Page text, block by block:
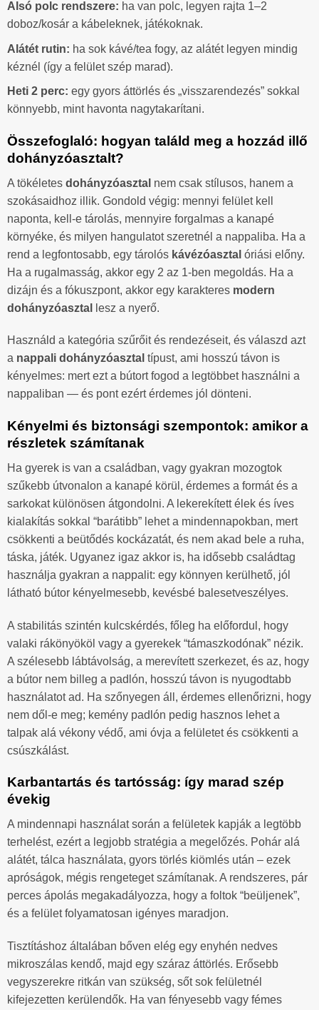
Alsó polc rendszere: ha van polc, legyen rajta 1–2
doboz/kosár a kábeleknek, játékoknak.
Alátét rutin: ha sok kávé/tea fogy, az alátét legyen mindig
kéznél (így a felület szép marad).
Heti 2 perc: egy gyors áttörlés és „visszarendezés” sokkal
könnyebb, mint havonta nagytakarítani.
Összefoglaló: hogyan találd meg a hozzád illő
dohányzóasztalt?
A tökéletes dohányzóasztal nem csak stílusos, hanem a
szokásaidhoz illik. Gondold végig: mennyi felület kell
naponta, kell-e tárolás, mennyire forgalmas a kanapé
környéke, és milyen hangulatot szeretnél a nappaliba. Ha a
rend a legfontosabb, egy tárolós kávézóasztal óriási előny.
Ha a rugalmasság, akkor egy 2 az 1-ben megoldás. Ha a
dizájn és a fókuszpont, akkor egy karakteres modern
dohányzóasztal
lesz a nyerő.
Használd a kategória szűrőit és rendezéseit, és válaszd azt
a nappali dohányzóasztal típust, ami hosszú távon is
kényelmes: mert ezt a bútort fogod a legtöbbet használni a
nappaliban — és pont ezért érdemes jól dönteni.
Kényelmi és biztonsági szempontok: amikor a
részletek számítanak
Ha gyerek is van a családban, vagy gyakran mozogtok
szűkebb útvonalon a kanapé körül, érdemes a formát és a
sarkokat különösen átgondolni. A lekerekített élek és íves
kialakítás sokkal “barátibb” lehet a mindennapokban, mert
csökkenti a beütődés kockázatát, és nem akad bele a ruha,
táska, játék. Ugyanez igaz akkor is, ha idősebb családtag
használja gyakran a nappalit: egy könnyen kerülhető, jól
látható bútor kényelmesebb, kevésbé balesetveszélyes.
A stabilitás szintén kulcskérdés, főleg ha előfordul, hogy
valaki rákönyököl vagy a gyerekek “támaszkodónak” nézik.
A szélesebb lábtávolság, a merevített szerkezet, és az, hogy
a bútor nem billeg a padlón, hosszú távon is nyugodtabb
használatot ad. Ha szőnyegen áll, érdemes ellenőrizni, hogy
nem dől-e meg; kemény padlón pedig hasznos lehet a
talpak alá vékony védő, ami óvja a felületet és csökkenti a
csúszkálást.
Karbantartás és tartósság: így marad szép
évekig
A mindennapi használat során a felületek kapják a legtöbb
terhelést, ezért a legjobb stratégia a megelőzés. Pohár alá
alátét, tálca használata, gyors törlés kiömlés után – ezek
apróságok, mégis rengeteget számítanak. A rendszeres, pár
perces ápolás megakadályozza, hogy a foltok “beüljenek”,
és a felület folyamatosan igényes maradjon.
Tisztításhoz általában bőven elég egy enyhén nedves
mikroszálas kendő, majd egy száraz áttörlés. Erősebb
vegyszerekre ritkán van szükség, sőt sok felületnél
kifejezetten kerülendők. Ha van fényesebb vagy fémes